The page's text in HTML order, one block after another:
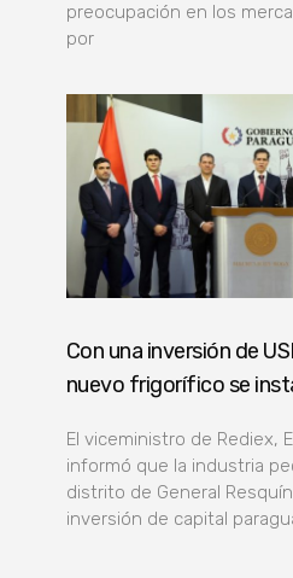
preocupación en los
por
Con una inversión de
nuevo frigorífico se
El viceministro de Rediex,
informó que la industria
distrito de General
inversión de capital